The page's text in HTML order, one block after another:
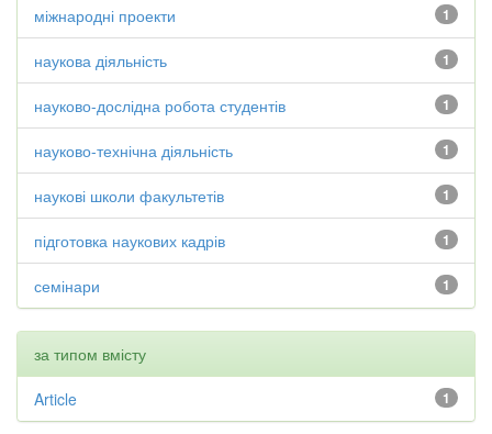
1
міжнародні проекти
1
наукова діяльність
1
науково-дослідна робота студентів
1
науково-технічна діяльність
1
наукові школи факультетів
1
підготовка наукових кадрів
1
семінари
за типом вмісту
1
Article